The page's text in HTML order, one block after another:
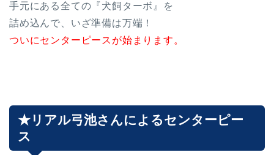
手元にある全ての『犬飼ターボ』を
詰め込んで、いざ準備は万端！
ついにセンターピースが始まります。
★リアル弓池さんによるセンターピー
ス